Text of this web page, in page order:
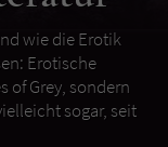
wie die Erotik
Erotische
of Grey, sondern
sogar, seit